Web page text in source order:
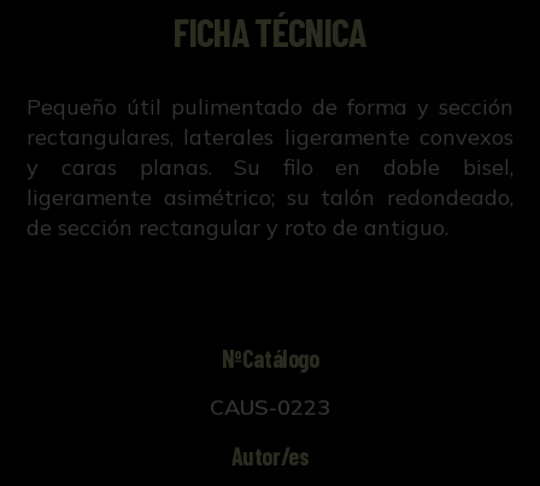
FICHA TÉCNICA
Pequeño útil pulimentado de forma y sección
rectangulares, laterales ligeramente convexos
y caras planas. Su filo en doble bisel,
ligeramente asimétrico; su talón redondeado,
de sección rectangular y roto de antiguo.
NºCatálogo
CAUS-0223
Autor/es